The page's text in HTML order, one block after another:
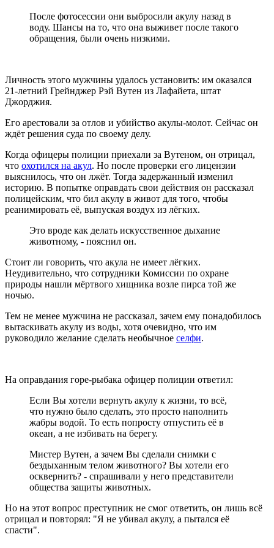
После фотосессии они выбросили акулу назад в
воду. Шансы на то, что она выживет после такого
обращения, были очень низкими.
Личность этого мужчины удалось установить: им оказался
21-летний Грейнджер Рэй Вутен из Лафайета, штат
Джорджия.
Его арестовали за отлов и убийство акулы-молот. Сейчас он
ждёт решения суда по своему делу.
Когда офицеры полиции приехали за Вутеном, он отрицал,
что охотился на акул. Но после проверки его лицензии
выяснилось, что он лжёт. Тогда задержанный изменил
историю. В попытке оправдать свои действия он рассказал
полицейским, что бил акулу в живот для того, чтобы
реанимировать её, выпуская воздух из лёгких.
Это вроде как делать искусственное дыхание
животному, - пояснил он.
Стоит ли говорить, что акула не имеет лёгких.
Неудивительно, что сотрудники Комиссии по охране
природы нашли мёртвого хищника возле пирса той же
ночью.
Тем не менее мужчина не рассказал, зачем ему понадобилось
вытаскивать акулу из воды, хотя очевидно, что им
руководило желание сделать необычное селфи.
На оправдания горе-рыбака офицер полиции ответил:
Если Вы хотели вернуть акулу к жизни, то всё,
что нужно было сделать, это просто наполнить
жабры водой. То есть попросту отпустить её в
океан, а не избивать на берегу.
Мистер Вутен, а зачем Вы сделали снимки с
бездыханным телом животного? Вы хотели его
осквернить? - спрашивали у него представители
общества защиты животных.
Но на этот вопрос преступник не смог ответить, он лишь всё
отрицал и повторял: "Я не убивал акулу, а пытался её
спасти".